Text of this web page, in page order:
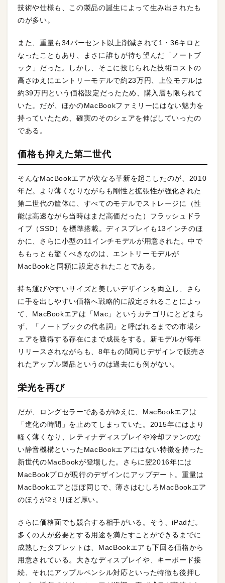
技術や仕様も、この製品の誕生によって生み出されたも
のが多い。
また、重量も34パーセント以上削減されて1・36キロと
なったこともあり、まさに誰もが待ち望んだ「ノートブ
ック」だった。しかし、そこに投じられた技術コストの
高さゆえにエントリーモデルで約23万円、上位モデルは
約39万円という価格設定だったため、購入層も限られて
いた。だが、ほかのMacBookファミリーにはない魅力を
持っていたため、確実のそのシェアを伸ばしていったの
である。
価格も抑えた第二世代
そんなMacBookエアが次なる革新を起こしたのが、2010
年だ。より薄くなりながらも剛性と拡張性が強化された
第二世代の筐体に、すべてのモデルでストレージに（性
能は高速ながら当時はまだ高価だった）フラッシュドラ
イブ（SSD）を標準搭載。ディスプレイも13インチのほ
かに、さらに小型の11インチモデルが用意された。中で
ももっとも驚くべきなのは、エントリーモデルが
MacBookと同額に設定されたことである。
持ち運びやすいサイズと美しいデザインを両立し、さら
に手を出しやすい価格へ戦略的に設定されることによっ
て、MacBookエアは「Mac」というカテゴリにとどまら
ず、「ノートブックの代名詞」と呼ばれるまでの市場シ
ェアを獲得する存在にまで成長をする。新モデルが毎年
リリースされながらも、8年もの間同じデザインで販売さ
れたアップル製品というのは過去にも例がない。
栄光を再び
だが、ロングセラーであるがゆえに、MacBookエアは
「進化の時間」を止めてしまっていた。2015年にはより
軽く薄くなり、レティナディスプレイや冷却ファンのな
い静音機構といったMacBookエアにはない特徴を持った
新世代のMacBookが登場した。さらに翌2016年には
MacBookプロが現行のデザインにアップデート。重量は
MacBookエアとほぼ同じで、薄さはむしろMacBookエア
のほうが2ミリほど厚い。
さらに価格面でも競合する相手がいる。そう、iPadだ。
多くの人が必要とする用途を満たすことができるまでに
成熟したタブレットは、MacBookエアも下回る価格から
用意されている。大きなディスプレイや、キーボード接
続、それにアップルペンシル対応といった特徴も後押し